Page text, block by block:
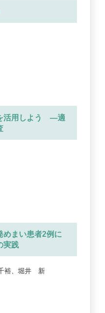
活用しよう ―適
めまい患者2例に
実践
裕、堀井 新